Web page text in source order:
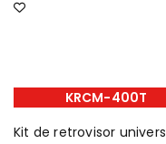
KRCM-400T
Kit de retrovisor